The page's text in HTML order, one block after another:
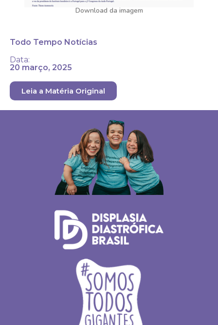
Download da imagem
Todo Tempo Notícias
Data:
20 março, 2025
Leia a Matéria Original